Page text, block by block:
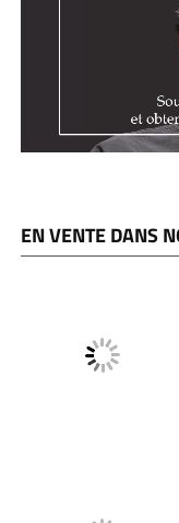
EN VENTE DANS